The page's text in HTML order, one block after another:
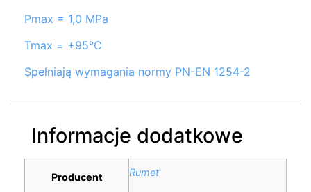
Pmax = 1,0 MPa
Tmax = +95°C
Spełniają wymagania normy PN-EN 1254-2
Informacje dodatkowe
Producent Rumet